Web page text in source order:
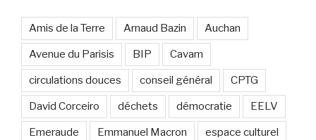
Amis de la Terre Arnaud Bazin Auchan
Avenue du Parisis BIP Cavam
circulations douces conseil général CPTG
David Corceiro déchets démocratie EELV
Emeraude Emmanuel Macron espace culturel